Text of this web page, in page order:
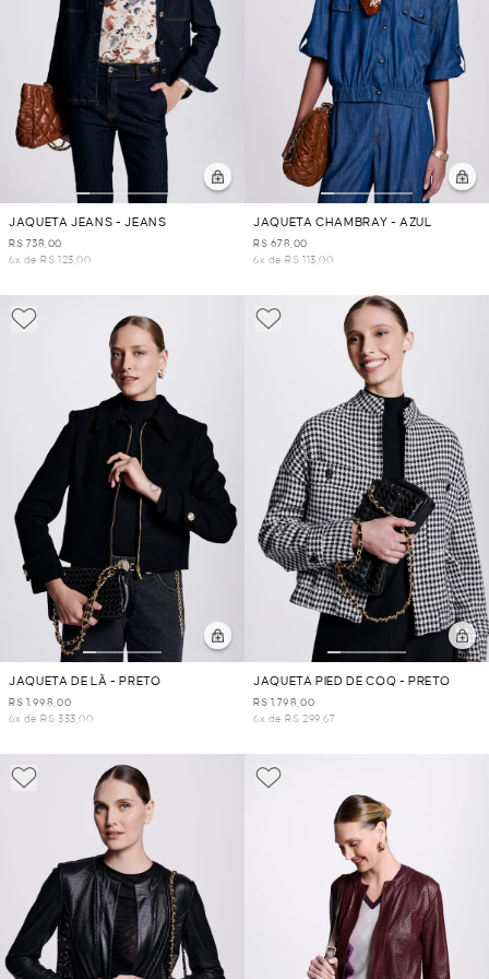
JAQUETA JEANS - JEANS
R$ 738,00
6x de R$ 123,00
JAQUETA CHAMBRAY - AZUL
R$ 678,00
6x de R$ 113,00
JAQUETA DE LÃ - PRETO
R$ 1.998,00
6x de R$ 333,00
JAQUETA PIED DE COQ - PRETO
R$ 1.798,00
6x de R$ 299,67